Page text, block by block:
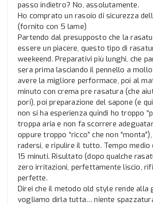
passo indietro? No, assolutamente.
Ho comprato un rasoio di sicurezza
(fornito con 5 lame)
Partendo dal presupposto che la
essere un piacere, questo tipo di
weekeend. Preparativi più lunghi, che
sera prima lasciando il pennello a
avere la migliore performace, poi al
minuto con crema pre rasatura (che
pori), poi preparazione del sapone (e
non si ha esperienza quindi ho troppo
troppa aria e non fa scorrere
oppure troppo “ricco” che non
radersi, e ripulire il tutto. Tempo medio
15 minuti. Risultato (dopo qualche
zero irritazioni, perfettamente liscio,
perfette.
Direi che il metodo old style rende alla
vogliamo dirla tutta… niente